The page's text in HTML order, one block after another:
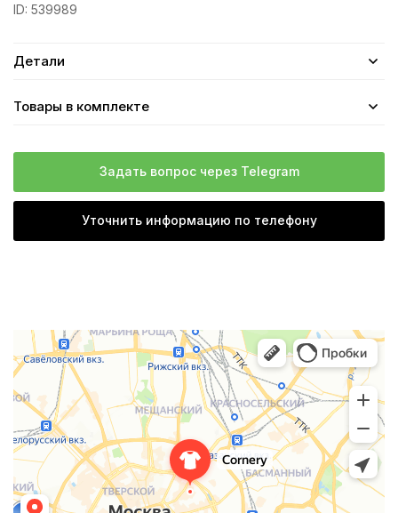
ID: 539989
Детали
Товары в комплекте
Задать вопрос через Telegram
Уточнить информацию по телефону